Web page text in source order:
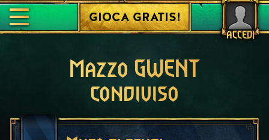
ACCEDI
GIOCA GRATIS!
Mazzo GWENT
condiviso